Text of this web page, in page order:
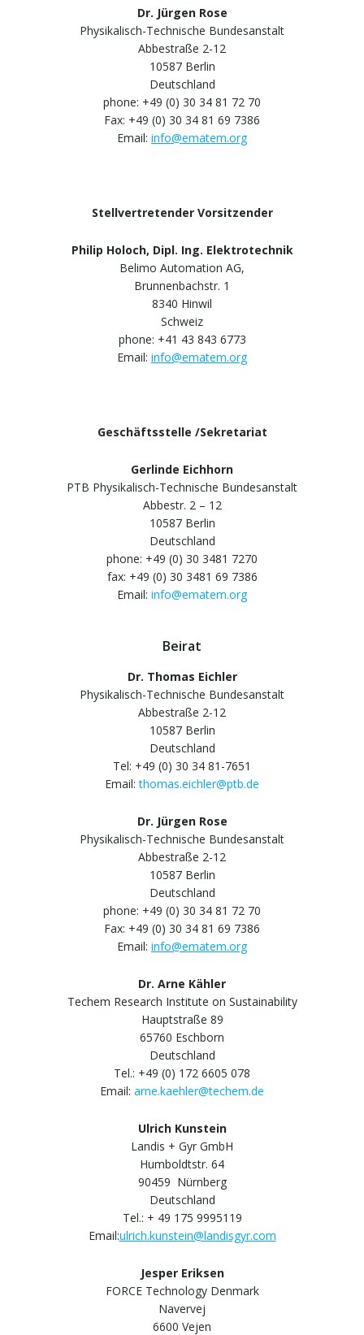
Dr. Jürgen Rose
Physikalisch-Technische Bundesanstalt
Abbestraße 2-12
10587 Berlin
Deutschland
phone: +49 (0) 30 34 81 72 70
Fax: +49 (0) 30 34 81 69 7386
Email: info@ematem.org
Stellvertretender Vorsitzender
Philip Holoch, Dipl. Ing. Elektrotechnik
Belimo Automation AG,
Brunnenbachstr. 1
8340 Hinwil
Schweiz
phone: +41 43 843 6773
Email: info@ematem.org
Geschäftsstelle /Sekretariat
Gerlinde Eichhorn
PTB Physikalisch-Technische Bundesanstalt
Abbestr. 2 – 12
10587 Berlin
Deutschland
phone: +49 (0) 30 3481 7270
fax: +49 (0) 30 3481 69 7386
Email: info@ematem.org
Beirat
Dr. Thomas Eichler
Physikalisch-Technische Bundesanstalt
Abbestraße 2-12
10587 Berlin
Deutschland
Tel: +49 (0) 30 34 81-7651
Email:thomas.eichler@ptb.de
Dr. Jürgen Rose
Physikalisch-Technische Bundesanstalt
Abbestraße 2-12
10587 Berlin
Deutschland
phone: +49 (0) 30 34 81 72 70
Fax: +49 (0) 30 34 81 69 7386
Email: info@ematem.org
Dr. Arne Kähler
Techem Research Institute on Sustainability
Hauptstraße 89
65760 Eschborn
Deutschland
Tel.: +49 (0) 172 6605 078
Email: arne.kaehler@techem.de
Ulrich Kunstein
Landis + Gyr GmbH
Humboldtstr. 64
90459 Nürnberg
Deutschland
Tel.: + 49 175 9995119
Email:ulrich.kunstein@landisgyr.com
Jesper Eriksen
FORCE Technology Denmark
Navervej
6600 Vejen